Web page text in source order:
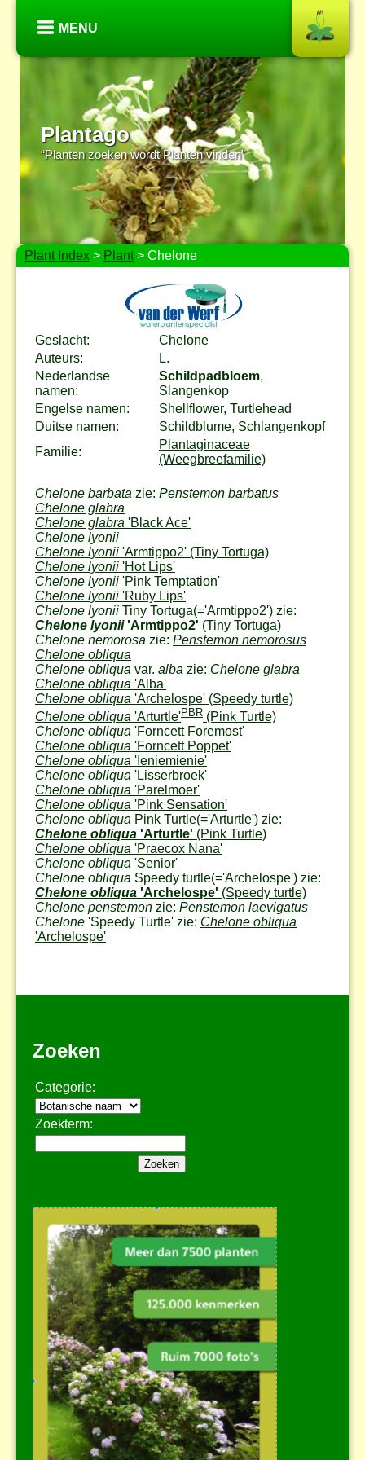
MENU
Plantago
“Planten zoeken wordt Planten vinden”
Plant Index > Plant> Chelone
Geslacht:
Chelone
Auteurs:
L.
Nederlandse
namen:
Schildpadbloem,
Slangenkop
Engelse namen:
Shellflower, Turtlehead
Duitse namen:
Schildblume, Schlangenkopf
Familie:
Plantaginaceae
(Weegbreefamilie)
Chelone barbata zie: Penstemon barbatus
Chelone glabra
Chelone glabra 'Black Ace'
Chelone lyonii
Chelone lyonii 'Armtippo2' (Tiny Tortuga)
Chelone lyonii 'Hot Lips'
Chelone lyonii 'Pink Temptation'
Chelone lyonii 'Ruby Lips'
Chelone lyonii Tiny Tortuga(='Armtippo2') zie:
Chelone lyonii'Armtippo2' (Tiny Tortuga)
Chelone nemorosa zie: Penstemon nemorosus
Chelone obliqua
Chelone obliqua var. alba zie: Chelone glabra
Chelone obliqua 'Alba'
Chelone obliqua 'Archelospe' (Speedy turtle)
Chelone obliqua 'Arturtle'PBR (Pink Turtle)
Chelone obliqua 'Forncett Foremost'
Chelone obliqua 'Forncett Poppet'
Chelone obliqua 'Ieniemienie'
Chelone obliqua 'Lisserbroek'
Chelone obliqua 'Parelmoer'
Chelone obliqua 'Pink Sensation'
Chelone obliqua Pink Turtle(='Arturtle') zie:
Chelone obliqua 'Arturtle' (Pink Turtle)
Chelone obliqua 'Praecox Nana'
Chelone obliqua 'Senior'
Chelone obliqua Speedy turtle(='Archelospe') zie:
Chelone obliqua 'Archelospe' (Speedy turtle)
Chelone penstemon zie: Penstemon laevigatus
Chelone 'Speedy Turtle' zie: Chelone obliqua
'Archelospe'
Zoeken
Categorie:
Zoekterm: